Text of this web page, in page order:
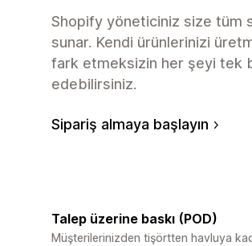
Shopify yöneticiniz size tüm
sunar. Kendi ürünlerinizi
fark etmeksizin her şeyi tek
edebilirsiniz.
Sipariş almaya başlayın
Talep üzerine baskı (POD)
Müşterilerinizden tişörtten havluya